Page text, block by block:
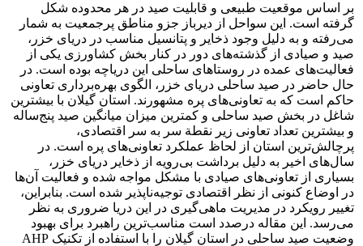
بر اساس موقعیت طبیعی و قابلیت صید در هر محدوده شکل
گرفته است. این سواحل از دیرباز جزو مناطق پرجمعیت به شمار
می‌رفته و به دلیل وجود ذخایر و پتانسیل مناسب در دریای ‌خزر،
صید و صیادی از گذشته‌های دور در کنار بخش کشاورزی یکی از
فعالیت‌های عمده در روستاهای ساحلی این دریاچه بوده است. در
حال حاضر در صید ساحلی دریای خزر، الگوی بهره‌برداری تعاونی
حاکم است که به تعاونی‌های پره مشهورند. استان گیلان با بیشترین
شاغل در بخش صید ساحلی و کمترین میزان میانگین صید پنج‌ساله
و بیشترین تعداد تعاونی زیر نقطة سر به سر اقتصادی،
پرچالش‌ترین استان از لحاظ عملکرد تعاونی‌های پره است. در
سال‌های اخیر به دلیل برداشت بی‌رویه از ذخایر دریای خزر،
بسیاری از تعاونی‌های صیادی با مشکل مواجه شده و فعالیت آن‌ها
در اوضاع کنونی از نظر اقتصادی توجیه‌ناپذیر شده است. بنابراین،
تغییر رویکرد در مدیریت ماهی‌گیری در این دریا ضروری به نظر
می‌رسد. این مقاله درصدد است مناسب‌ترین راهبرد برای بهبود
وضعیت صید ساحلی در استان گیلان را با استفاده از تکنیک AHP